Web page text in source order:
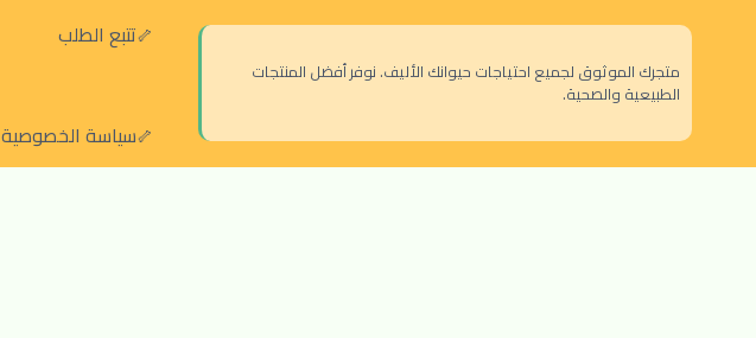
متجرك الموثوق لجميع احتياجات حيوانك الأليف. نوفر أفضل المنتجات
الطبيعية والصحية.
تتبع الطلب
سياسة الخصوصية